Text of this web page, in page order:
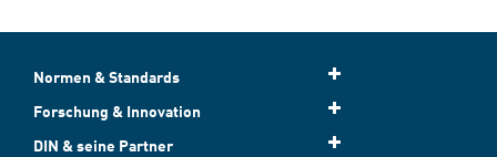
Normen & Standards
Forschung & Innovation
DIN & seine Partner